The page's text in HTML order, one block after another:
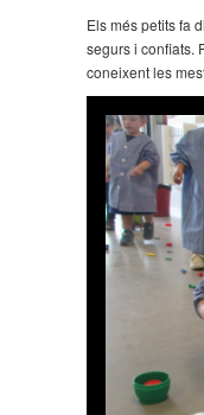
Els més petits fa
segurs i confiats.
coneixent les